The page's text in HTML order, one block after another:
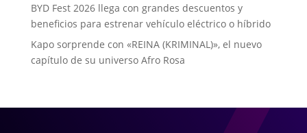
BYD Fest 2026 llega con grandes descuentos y
beneficios para estrenar vehículo eléctrico o híbrido
Kapo sorprende con «REINA (KRIMINAL)», el nuevo
capítulo de su universo Afro Rosa